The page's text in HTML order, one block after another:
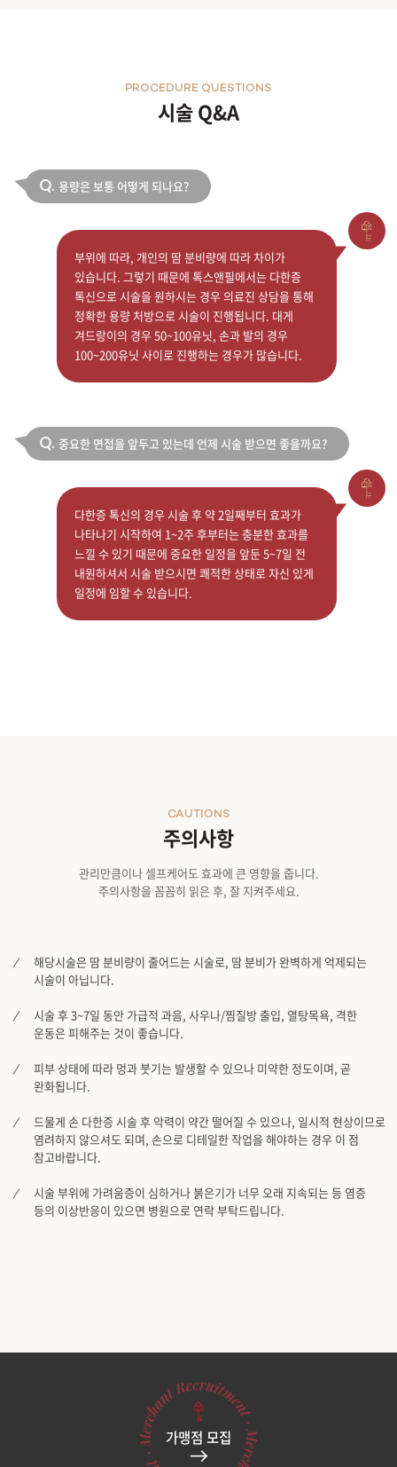
시술 Q&A
PROCEDURE QUESTIONS
Q. 용량은 보통 어떻게 되나요?
부위에 따라, 개인의 땀 분비량에 따라 차이가
있습니다. 그렇기 때문에 톡스앤필에서는 다한증
톡신으로 시술을 원하시는 경우 의료진 상담을 통해
정확한 용량 처방으로 시술이 진행됩니다. 대게
겨드랑이의 경우 50~100유닛, 손과 발의 경우
100~200유닛 사이로 진행하는 경우가 많습니다.
Q. 중요한 면접을 앞두고 있는데 언제 시술 받으면 좋을까요?
다한증 톡신의 경우 시술 후 약 2일째부터 효과가
나타나기 시작하여 1~2주 후부터는 충분한 효과를
느낄 수 있기 때문에 중요한 일정을 앞둔 5~7일 전
내원하셔서 시술 받으시면 쾌적한 상태로 자신 있게
일정에 임할 수 있습니다.
주의사항
CAUTIONS
관리만큼이나 셀프케어도 효과에 큰 영향을 줍니다.
주의사항을 꼼꼼히 읽은 후, 잘 지켜주세요.
해당시술은 땀 분비량이 줄어드는 시술로, 땀 분비가 완벽하게 억제되는
시술이 아닙니다.
시술 후 3~7일 동안 가급적 과음, 사우나/찜질방 출입, 열탕목욕, 격한
운동은 피해주는 것이 좋습니다.
피부 상태에 따라 멍과 붓기는 발생할 수 있으나 미약한 정도이며, 곧
완화됩니다.
드물게 손 다한증 시술 후 악력이 약간 떨어질 수 있으나, 일시적 현상이므로
염려하지 않으셔도 되며, 손으로 디테일한 작업을 해야하는 경우 이 점
참고바랍니다.
시술 부위에 가려움증이 심하거나 붉은기가 너무 오래 지속되는 등 염증
등의 이상반응이 있으면 병원으로 연락 부탁드립니다.
가맹점 모집